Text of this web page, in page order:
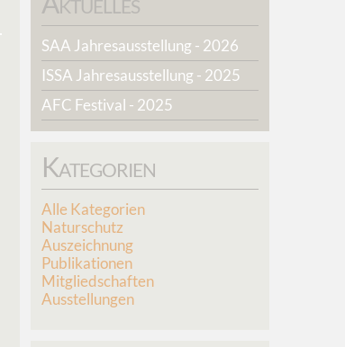
SAA Jahresausstellung - 2026
ISSA Jahresausstellung - 2025
AFC Festival - 2025
Kategorien
Alle Kategorien
Naturschutz
Auszeichnung
Publikationen
Mitgliedschaften
Ausstellungen